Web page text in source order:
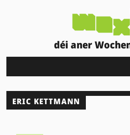
déi aner
ERIC KETTMANN